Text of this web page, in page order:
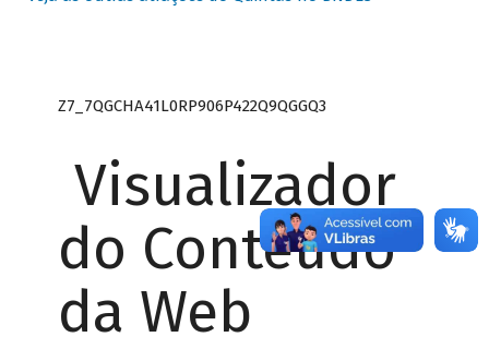
Z7_7QGCHA41L0RP906P422Q9QGGQ3
Visualizador
do Conteúdo
da Web